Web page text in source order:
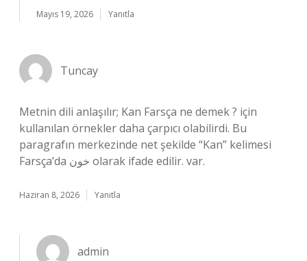
Mayıs 19, 2026 Yanıtla
Tuncay
Metnin dili anlaşılır; Kan Farsça ne demek ? için
kullanılan örnekler daha çarpıcı olabilirdi. Bu
paragrafın merkezinde net şekilde “Kan” kelimesi
Farsça’da خون olarak ifade edilir. var.
Haziran 8, 2026 Yanıtla
admin